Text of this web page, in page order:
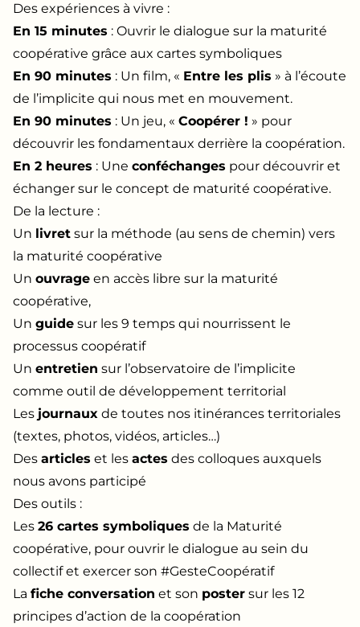
Des expériences à vivre :
En 15 minutes : Ouvrir le dialogue sur la maturité
coopérative grâce aux cartes symboliques
En 90 minutes : Un film, « Entre les plis » à l’écoute
de l’implicite qui nous met en mouvement.
En 90 minutes : Un jeu, « Coopérer ! » pour
découvrir les fondamentaux derrière la coopération.
En 2 heures : Une conféchanges pour découvrir et
échanger sur le concept de maturité coopérative.
De la lecture :
Un livret sur la méthode (au sens de chemin) vers
la maturité coopérative
Un ouvrage en accès libre sur la maturité
coopérative,
Un guide sur les 9 temps qui nourrissent le
processus coopératif
Un entretien sur l’observatoire de l’implicite
comme outil de développement territorial
Les journaux de toutes nos itinérances territoriales
(textes, photos, vidéos, articles…)
Des articles et les actes des colloques auxquels
nous avons participé
Des outils :
Les 26 cartes symboliques de la Maturité
coopérative, pour ouvrir le dialogue au sein du
collectif et exercer son #GesteCoopératif
La fiche conversation et son poster sur les 12
principes d’action de la coopération